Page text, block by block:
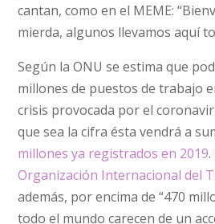
cantan, como en el MEME:
mierda, algunos llevamos aquí
Según la ONU se estima que
millones de puestos de trabajo
crisis provocada por el
que sea la cifra ésta vendrá a
millones ya registrados en 2019
Organización Internacional del
además, por encima de “470
todo el mundo carecen de un